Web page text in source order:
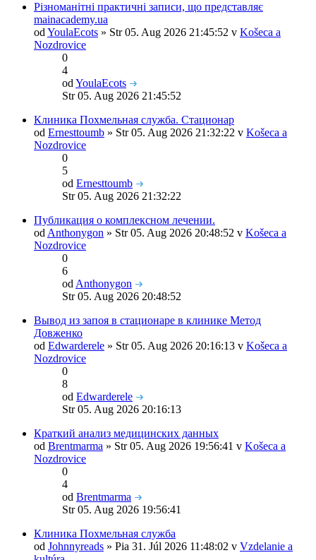
Різноманітні практичні записи, що представляє
mainacademy.ua
od YoulaEcots » Str 05. Aug 2026 21:45:52 v Košeca a
Nozdrovice
0
4
od YoulaEcots
Str 05. Aug 2026 21:45:52
Клиника Похмельная служба. Стационар
od Ernesttoumb » Str 05. Aug 2026 21:32:22 v Košeca a
Nozdrovice
0
5
od Ernesttoumb
Str 05. Aug 2026 21:32:22
Публикация о комплексном лечении.
od Anthonygon » Str 05. Aug 2026 20:48:52 v Košeca a
Nozdrovice
0
6
od Anthonygon
Str 05. Aug 2026 20:48:52
Вывод из запоя в стационаре в клинике Метод
Довженко
od Edwarderele » Str 05. Aug 2026 20:16:13 v Košeca a
Nozdrovice
0
8
od Edwarderele
Str 05. Aug 2026 20:16:13
Краткий анализ медицинских данных
od Brentmarma » Str 05. Aug 2026 19:56:41 v Košeca a
Nozdrovice
0
4
od Brentmarma
Str 05. Aug 2026 19:56:41
Клиника Похмельная служба
od Johnnyreads » Pia 31. Júl 2026 11:48:02 v Vzdelanie a